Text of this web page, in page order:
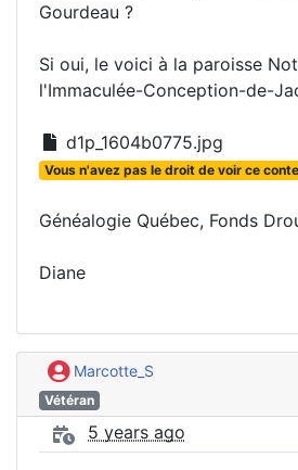
Gourdeau ?
Si oui, le voici à la paroisse
l'Immaculée-Conception-de-
d1p_1604b0775.jpg
Vous n'avez pas le droit de voir ce
Généalogie Québec, Fonds
Diane
Marcotte_S
Vétéran
5 years ago